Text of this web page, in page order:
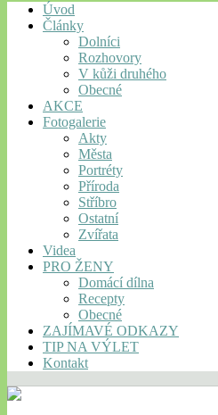
Úvod
Články
Dolníci
Rozhovory
V kůži druhého
Obecné
AKCE
Fotogalerie
Akty
Města
Portréty
Příroda
Stříbro
Ostatní
Zvířata
Videa
PRO ŽENY
Domácí dílna
Recepty
Obecné
ZAJÍMAVÉ ODKAZY
TIP NA VÝLET
Kontakt